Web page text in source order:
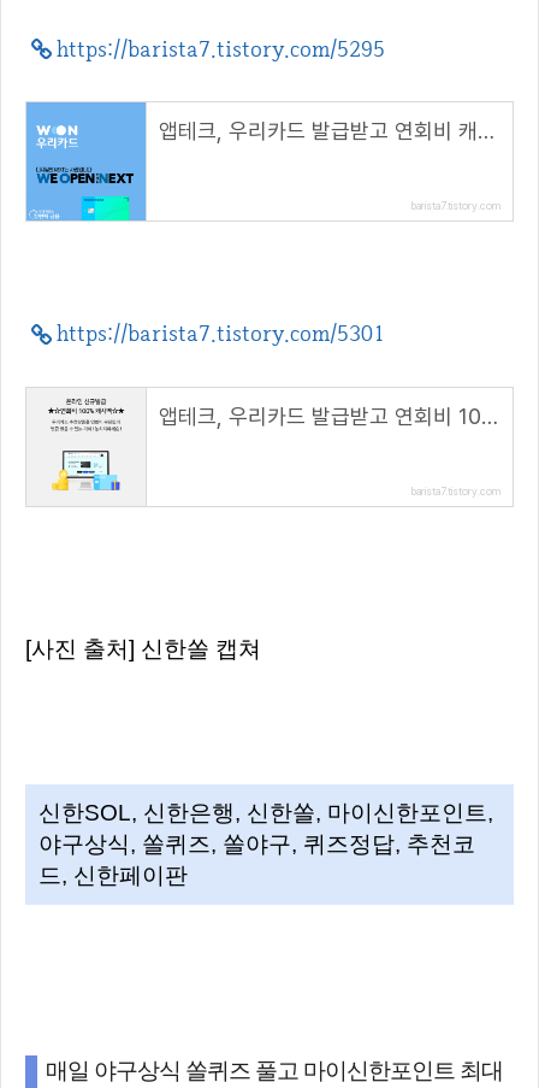
https://barista7.tistory.com/5295
앱테크, 우리카드 발급받고 연회비 캐시백 받아요
barista7.tistory.com
https://barista7.tistory.com/5301
앱테크, 우리카드 발급받고 연회비 100% 캐시백 받아요
barista7.tistory.com
[사진 출처] 신한쏠 캡쳐
신한SOL, 신한은행, 신한쏠, 마이신한포인트,
야구상식, 쏠퀴즈, 쏠야구, 퀴즈정답, 추천코
드, 신한페이판
매일 야구상식 쏠퀴즈 풀고 마이신한포인트 최대